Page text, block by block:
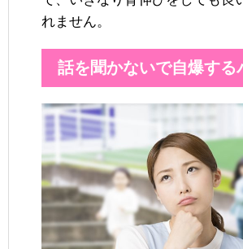
れません。
話を聞かないで自爆する